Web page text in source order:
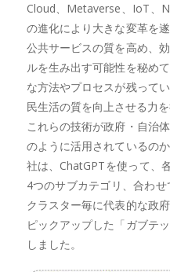
Cloud、Metaverse、IoT、
の進化により大きな変革を
公共サービスの質を高め、
ルを生み出す可能性を秘め
な方法やプロセスが残って
民生活の質を向上させる力を
これらの技術が政府・自治
のように活用されているの
社は、ChatGPTを使って、
4つのサブカテゴリ、合わ
クラスター毎に代表的な政
ピックアップした「ガブテ
しました。